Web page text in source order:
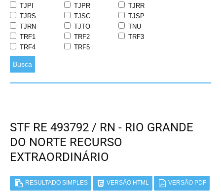
TJPI
TJPR
TJRR
TJRS
TJSC
TJSP
TJRN
TJTO
TNU
TRF1
TRF2
TRF3
TRF4
TRF5
Busca
STF RE 493792 / RN - RIO GRANDE
DO NORTE RECURSO
EXTRAORDINÁRIO
RESULTADO SIMPLES VERSÃO HTML VERSÃO PDF